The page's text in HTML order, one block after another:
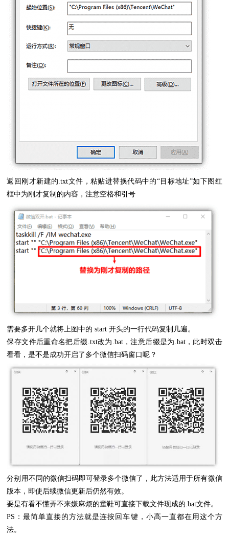
返回刚才新建的.txt文件，粘贴进替换代码中的“目标地址”如下图红
框中为刚才复制的内容，注意空格和引号
需要多开几个就将上图中的 start 开头的一行代码复制几遍。
保存文件后重命名把后缀.txt改为.bat，注意后缀是为.bat，此时双击
看看，是不是成功开启了多个微信扫码窗口呢？
分别用不同的微信扫码即可登录多个微信了，此方法适用于所有微信
版本，即使后续微信更新后仍然有效。
要是有看不懂弄不来嫌麻烦的童鞋可直接下载文件现成的.bat文件。
PS：最简单直接的方法就是连按回车键，小高一直都在用这个方
法。